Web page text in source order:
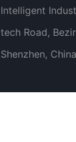
Intelligent
tech Road,
Shenzhen, China